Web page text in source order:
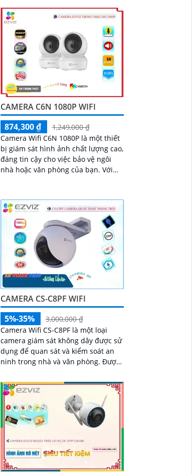
nối Wifi IP góc quay rộng với ống
kính 3
CAMERA C6N 1080P WIFI
874,300 ₫
1,249,000 ₫
Camera Wifi C6N 1080P là một thiết
bị giám sát hình ảnh chất lượng cao,
đáng tin cậy cho việc bảo vệ ngôi
nhà hoặc văn phòng của bạn. Với
CAMERA CS-C8PF WIFI
5%-35%
3,000,000 ₫
Camera Wifi CS-C8PF là một loại
camera giám sát không dây được sử
dụng để quan sát và kiểm soát an
ninh trong nhà và văn phòng. Được
và độ phân...